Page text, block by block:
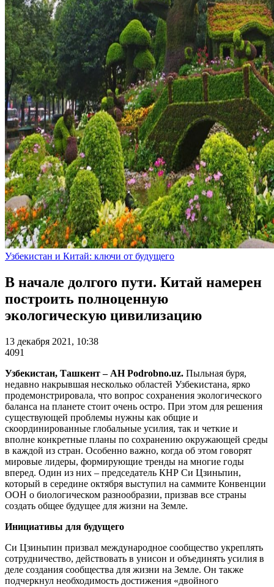
Узбекистан и Китай: ключи от будущего
В начале долгого пути. Китай намерен
построить полноценную
экологическую цивилизацию
13 декабря 2021, 10:38
4091
Узбекистан, Ташкент – АН Podrobno.uz. Пыльная буря,
недавно накрывшая несколько областей Узбекистана, ярко
продемонстрировала, что вопрос сохранения экологического
баланса на планете стоит очень остро. При этом для решения
существующей проблемы нужны как общие и
скоординированные глобальные усилия, так и четкие и
вполне конкретные планы по сохранению окружающей среды
в каждой из стран. Особенно важно, когда об этом говорят
мировые лидеры, формирующие тренды на многие годы
вперед. Один из них – председатель КНР Си Цзиньпин,
который в середине октября выступил на саммите Конвенции
ООН о биологическом разнообразии, призвав все страны
создать общее будущее для жизни на Земле.
Инициативы для будущего
Си Цзиньпин призвал международное сообщество укреплять
сотрудничество, действовать в унисон и объединять усилия в
деле создания сообщества для жизни на Земле. Он также
подчеркнул необходимость достижения «двойного